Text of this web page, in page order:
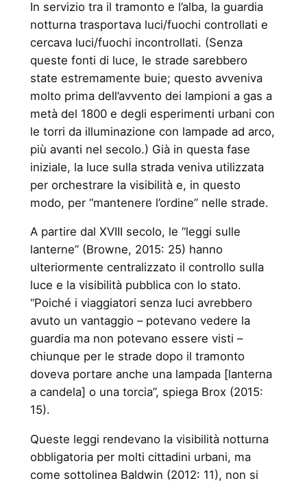
In servizio tra il tramonto e l’alba, la guardia
notturna trasportava luci/fuochi controllati e
cercava luci/fuochi incontrollati. (Senza
queste fonti di luce, le strade sarebbero
state estremamente buie; questo avveniva
molto prima dell’avvento dei lampioni a gas a
metà del 1800 e degli esperimenti urbani con
le torri da illuminazione con lampade ad arco,
più avanti nel secolo.) Già in questa fase
iniziale, la luce sulla strada veniva utilizzata
per orchestrare la visibilità e, in questo
modo, per “mantenere l’ordine” nelle strade.
A partire dal XVIII secolo, le “leggi sulle
lanterne” (Browne, 2015: 25) hanno
ulteriormente centralizzato il controllo sulla
luce e la visibilità pubblica con lo stato.
“Poiché i viaggiatori senza luci avrebbero
avuto un vantaggio – potevano vedere la
guardia ma non potevano essere visti –
chiunque per le strade dopo il tramonto
doveva portare anche una lampada [lanterna
a candela] o una torcia”, spiega Brox (2015:
15).
Queste leggi rendevano la visibilità notturna
obbligatoria per molti cittadini urbani, ma
come sottolinea Baldwin (2012: 11), non si